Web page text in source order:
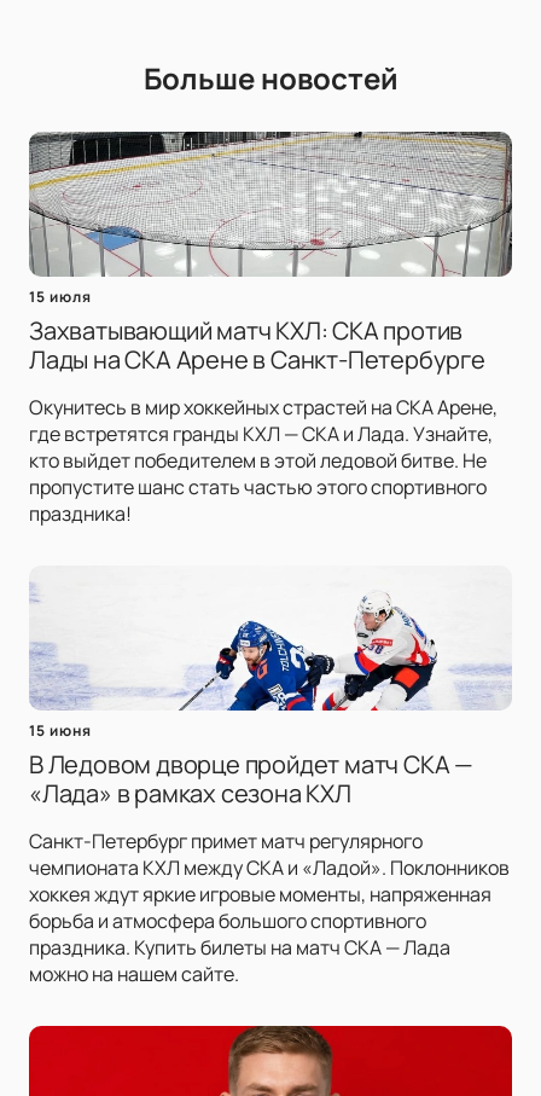
Больше новостей
15 июля
Захватывающий матч КХЛ: СКА против
Лады на СКА Арене в Санкт-Петербурге
Окунитесь в мир хоккейных страстей на СКА Арене,
где встретятся гранды КХЛ — СКА и Лада. Узнайте,
кто выйдет победителем в этой ледовой битве. Не
пропустите шанс стать частью этого спортивного
праздника!
15 июня
В Ледовом дворце пройдет матч СКА —
«Лада» в рамках сезона КХЛ
Санкт-Петербург примет матч регулярного
чемпионата КХЛ между СКА и «Ладой». Поклонников
хоккея ждут яркие игровые моменты, напряженная
борьба и атмосфера большого спортивного
праздника. Купить билеты на матч СКА — Лада
можно на нашем сайте.